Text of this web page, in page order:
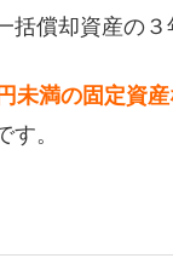
括償却資産の
未満の固定資
す。